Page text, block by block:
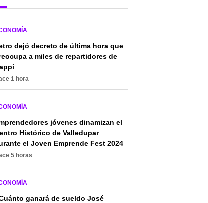
dejó decreto de última hora que
a miles de repartidores de
1 hora
jóvenes dinamizan el
Histórico de Valledupar
el Joven Emprende Fest 2024
5 horas
ganará de sueldo José